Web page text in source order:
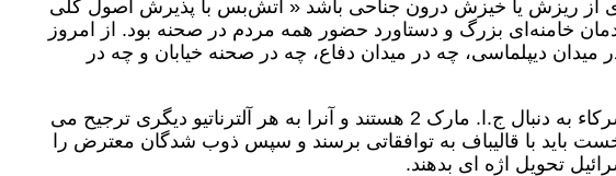
از ریزش یا خیزش درون جناحی باشد « آتش‌بس با پذیرش اصول کلی
خامنه‌ای بزرگ و دستاورد حضور همه مردم در صحنه بود. از امروز
میدان دیپلماسی، چه در میدان دفاع، چه در صحنه خیابان و چه در
پیش از این نوشته بودم که آمریکا و شرکاء به دنبال ج.ا. مارک 2 هستند و آنرا به هر آلترناتیو دیگری ترجیح می
باید با قالیباف به توافقاتی برسند و سپس ذوب شدگان معترض را
تحویل اژه ای بدهند.